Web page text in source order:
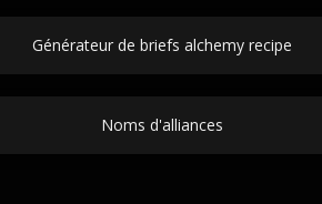
Générateur de briefs alchemy recipe
Noms d'alliances